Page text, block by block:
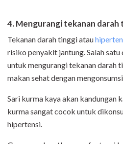
4. Mengurangi tekanan darah
Tekanan darah tinggi atau
risiko penyakit jantung. Salah
untuk mengurangi tekanan darah
makan sehat dengan
Sari kurma kaya akan kandungan
kurma sangat cocok untuk
hipertensi.